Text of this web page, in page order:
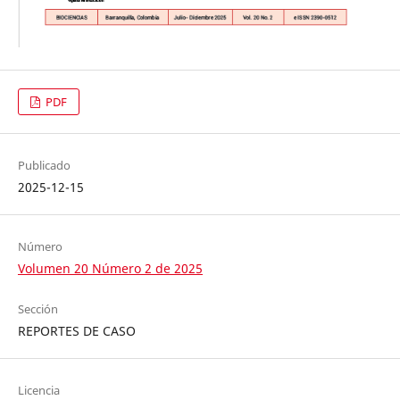
PDF
Publicado
2025-12-15
Número
Volumen 20 Número 2 de 2025
Sección
REPORTES DE CASO
Licencia